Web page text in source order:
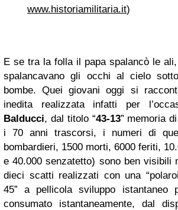
www.historiamilitaria.it)
E se tra la folla il papa spalancò le
spalancavano gli occhi al cielo
bombe. Quei giovani oggi si
inedita realizzata infatti per
Balducci, dal titolo “43-13” memoria
i 70 anni trascorsi, i numeri di
bombardieri, 1500 morti, 6000 feriti,
e 40.000 senzatetto) sono ben visibili
dieci scatti realizzati con una
45” a pellicola sviluppo istantaneo
consumato istantaneamente, dal